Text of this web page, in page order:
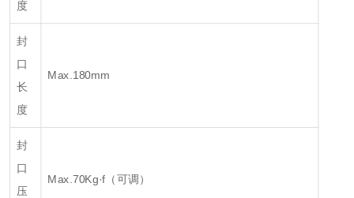
度
封
口
长
度
Max.180mm
封
口
压
Max.70Kg·f（可调）